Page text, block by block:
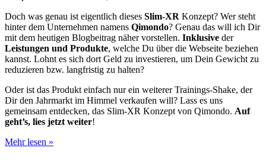
Doch was genau ist eigentlich dieses Slim-XR Konzept? Wer steht
hinter dem Unternehmen namens Qimondo? Genau das will ich Dir
mit dem heutigen Blogbeitrag näher vorstellen. Inklusive der
Leistungen und Produkte, welche Du über die Webseite beziehen
kannst. Lohnt es sich dort Geld zu investieren, um Dein Gewicht zu
reduzieren bzw. langfristig zu halten?
Oder ist das Produkt einfach nur ein weiterer Trainings-Shake, der
Dir den Jahrmarkt im Himmel verkaufen will? Lass es uns
gemeinsam entdecken, das Slim-XR Konzept von Qimondo. Auf
geht’s, lies jetzt weiter!
Mehr lesen »